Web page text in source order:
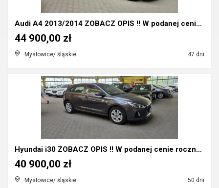
Audi A4 2013/2014 ZOBACZ OPIS !! W podanej cenie ...
Mysłowice/ śląskie 47 dni
44 900,00 zł
Hyundai i30 ZOBACZ OPIS !! W podanej cenie roczna ...
Mysłowice/ śląskie 50 dni
40 900,00 zł